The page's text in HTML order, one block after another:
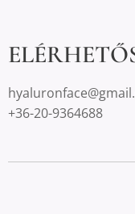
+36-20-9364688